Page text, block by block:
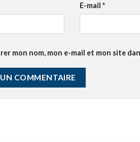
E-mail*
mon nom, mon e-mail et mon site